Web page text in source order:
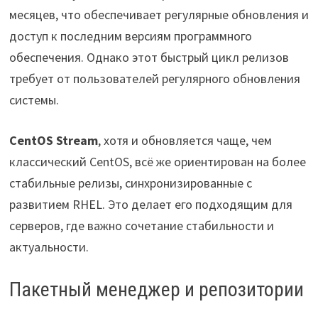
месяцев, что обеспечивает регулярные обновления и
доступ к последним версиям программного
обеспечения. Однако этот быстрый цикл релизов
требует от пользователей регулярного обновления
системы.
CentOS Stream, хотя и обновляется чаще, чем
классический CentOS, всё же ориентирован на более
стабильные релизы, синхронизированные с
развитием RHEL. Это делает его подходящим для
серверов, где важно сочетание стабильности и
актуальности.
Пакетный менеджер и репозитории